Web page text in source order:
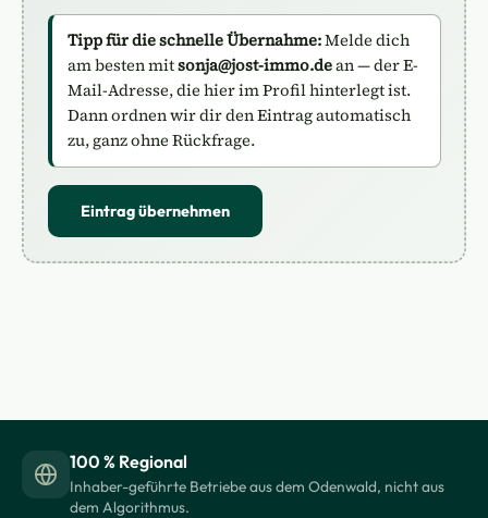
Tipp für die schnelle Übernahme:Melde dich
am besten mitsonja@jost-immo.dean — der E-
Mail-Adresse, die hier im Profil hinterlegt ist.
Dann ordnen wir dir den Eintrag automatisch
zu, ganz ohne Rückfrage.
Eintrag übernehmen
100 % Regional
Inhaber-geführte Betriebe aus dem Odenwald, nicht aus
dem Algorithmus.